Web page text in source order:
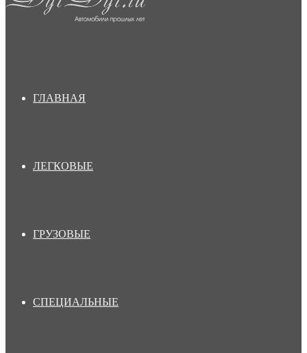
ГЛАВНАЯ
ЛЕГКОВЫЕ
ГРУЗОВЫЕ
СПЕЦИАЛЬНЫЕ